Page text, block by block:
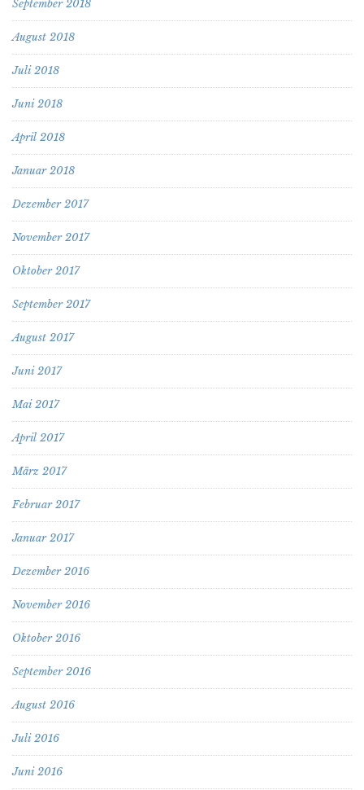
September 2018
August 2018
Juli 2018
Juni 2018
April 2018
Januar 2018
Dezember 2017
November 2017
Oktober 2017
September 2017
August 2017
Juni 2017
Mai 2017
April 2017
März 2017
Februar 2017
Januar 2017
Dezember 2016
November 2016
Oktober 2016
September 2016
August 2016
Juli 2016
Juni 2016